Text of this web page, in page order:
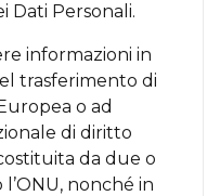
Personali.
informazioni in
trasferimento di
o ad
di diritto
da due o
nonché in